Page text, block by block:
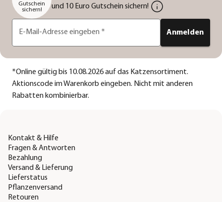
Gutschein
sichern!
und 10 Euro Gutschein sichern!
E-Mail-Adresse eingeben * Anmelden
*Online gültig bis 10.08.2026 auf das Katzensortiment.
Aktionscode im Warenkorb eingeben. Nicht mit anderen
Rabatten kombinierbar.
Kontakt & Hilfe
Fragen & Antworten
Bezahlung
Versand & Lieferung
Lieferstatus
Pflanzenversand
Retouren